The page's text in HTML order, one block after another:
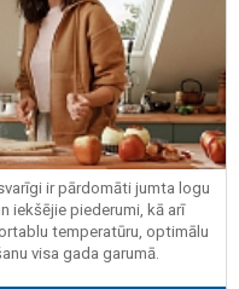
ir pārdomāti jumta logu
iekšējie piederumi, kā arī
temperatūru, optimālu
visa gada garumā.